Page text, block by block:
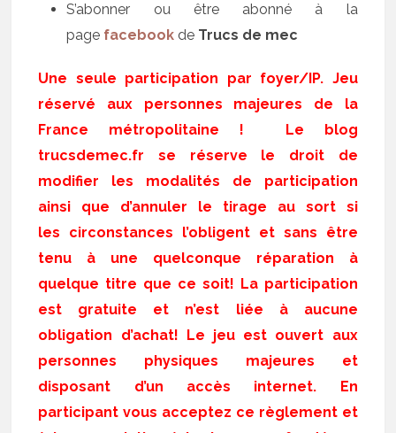
S’abonner ou être abonné à la
page facebook de Trucs de mec
Une seule participation par foyer/IP. Jeu
réservé aux personnes majeures de la
France métropolitaine ! Le blog
trucsdemec.fr se réserve le droit de
modifier les modalités de participation
ainsi que d’annuler le tirage au sort si
les circonstances l’obligent et sans être
tenu à une quelconque réparation à
quelque titre que ce soit! La participation
est gratuite et n’est liée à aucune
obligation d’achat! Le jeu est ouvert aux
personnes physiques majeures et
disposant d’un accès internet. En
participant vous acceptez ce règlement et